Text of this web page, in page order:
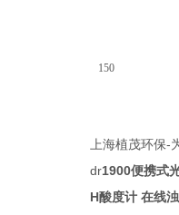
150
上海植茂环保-
dr1900便携式
H酸度计 在线